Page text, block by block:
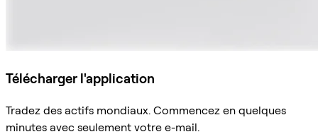
Télécharger l'application
Tradez des actifs mondiaux. Commencez en quelques
minutes avec seulement votre e-mail.